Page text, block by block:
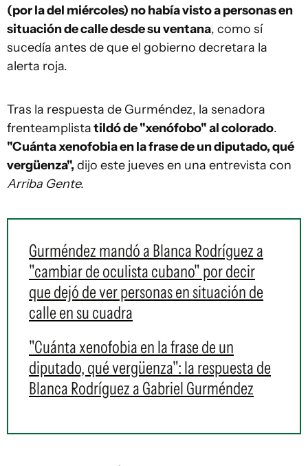
(por la del miércoles) no había visto a personas en
situación de calle desde su ventana, como sí
sucedía antes de que el gobierno decretara la
alerta roja.
Tras la respuesta de Gurméndez, la senadora
frenteamplistatildó de "xenófobo" al colorado.
"Cuánta xenofobia en la frase de un diputado, qué
vergüenza", dijo este jueves en una entrevista con
Arriba Gente.
Gurméndez mandó a Blanca Rodríguez a
"cambiar de oculista cubano" por decir
que dejó de ver personas en situación de
calle en su cuadra
"Cuánta xenofobia en la frase de un
diputado, qué vergüenza": la respuesta de
Blanca Rodríguez a Gabriel Gurméndez